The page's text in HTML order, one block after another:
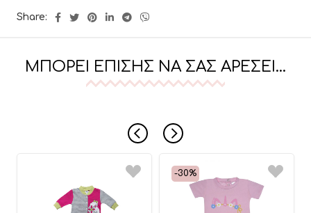
Share:
ΜΠΟΡΕΊ ΕΠΊΣΗΣ ΝΑ ΣΑΣ ΑΡΈΣΕΙ…
-30%